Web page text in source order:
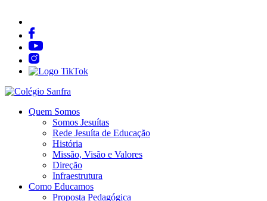
Quem Somos
Somos Jesuítas
Rede Jesuíta de Educação
História
Missão, Visão e Valores
Direção
Infraestrutura
Como Educamos
Proposta Pedagógica